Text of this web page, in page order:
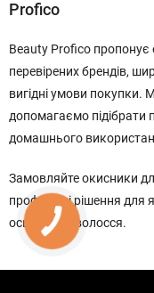
Profico
Beauty Profico пропонує
перевірених брендів,
вигідні умови покупки.
допомагаємо підібрати
домашнього
Замовляйте окисники
професійні рішення для
освітлення волосся.